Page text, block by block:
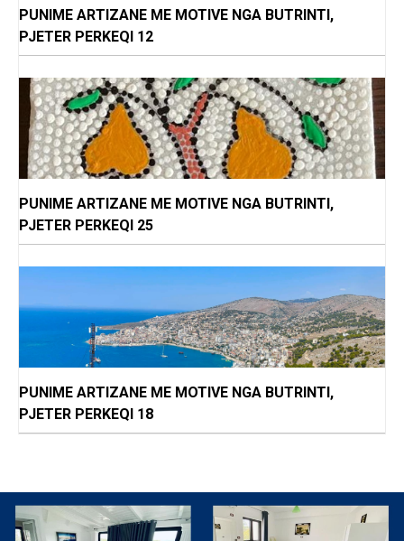
PUNIME ARTIZANE ME MOTIVE NGA BUTRINTI,
PJETER PERKEQI 12
PUNIME ARTIZANE ME MOTIVE NGA BUTRINTI,
PJETER PERKEQI 25
PUNIME ARTIZANE ME MOTIVE NGA BUTRINTI,
PJETER PERKEQI 18